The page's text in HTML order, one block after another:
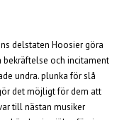
delstaten Hoosier göra
bekräftelse och incitament
undra. plunka för slå
det möjligt för dem att
till nästan musiker